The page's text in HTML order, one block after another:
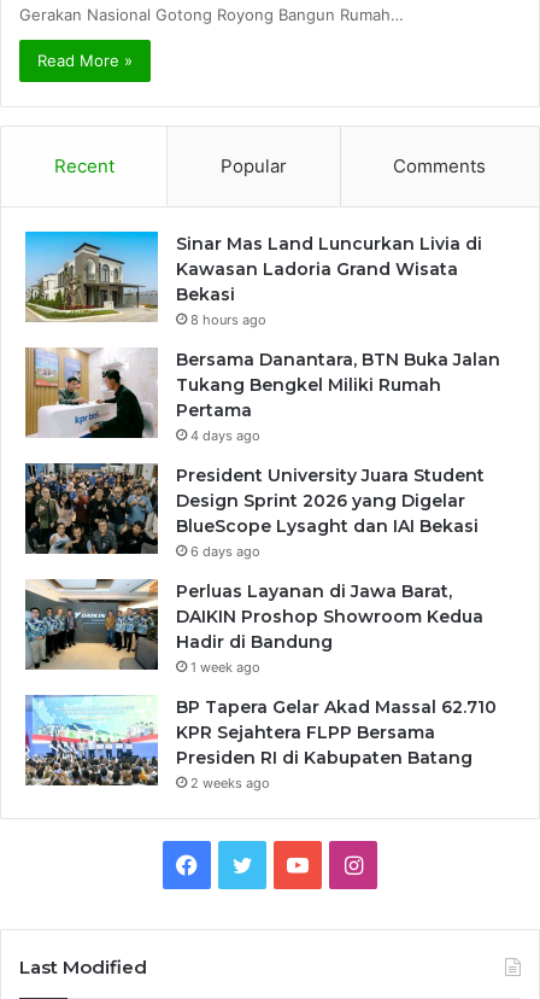
Gerakan Nasional Gotong Royong Bangun Rumah…
Read More »
Recent Popular Comments
Sinar Mas Land Luncurkan Livia di
Kawasan Ladoria Grand Wisata
Bekasi
8 hours ago
Bersama Danantara, BTN Buka Jalan
Tukang Bengkel Miliki Rumah
Pertama
4 days ago
President University Juara Student
Design Sprint 2026 yang Digelar
BlueScope Lysaght dan IAI Bekasi
6 days ago
Perluas Layanan di Jawa Barat,
DAIKIN Proshop Showroom Kedua
Hadir di Bandung
1 week ago
BP Tapera Gelar Akad Massal 62.710
KPR Sejahtera FLPP Bersama
Presiden RI di Kabupaten Batang
2 weeks ago
Facebook
TwitterYouTubeInstagram
Last Modified